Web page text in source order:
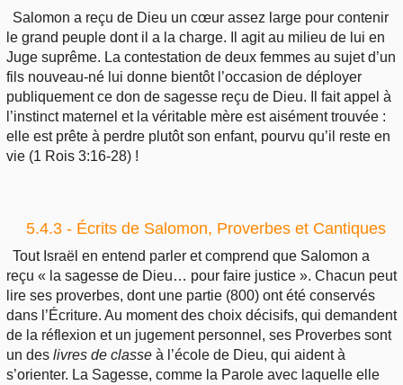
Salomon a reçu de Dieu un cœur assez large pour contenir
le grand peuple dont il a la charge. Il agit au milieu de lui en
Juge suprême. La contestation de deux femmes au sujet d’un
fils nouveau-né lui donne bientôt l’occasion de déployer
publiquement ce don de sagesse reçu de Dieu. Il fait appel à
l’instinct maternel et la véritable mère est aisément trouvée :
elle est prête à perdre plutôt son enfant, pourvu qu’il reste en
vie (1 Rois 3:16-28) !
5.4.3 - Écrits de Salomon, Proverbes et Cantiques
Tout Israël en entend parler et comprend que Salomon a
reçu « la sagesse de Dieu… pour faire justice ». Chacun peut
lire ses proverbes, dont une partie (800) ont été conservés
dans l’Écriture. Au moment des choix décisifs, qui demandent
de la réflexion et un jugement personnel, ses Proverbes sont
un des livres de classe à l’école de Dieu, qui aident à
s’orienter. La Sagesse, comme la Parole avec laquelle elle